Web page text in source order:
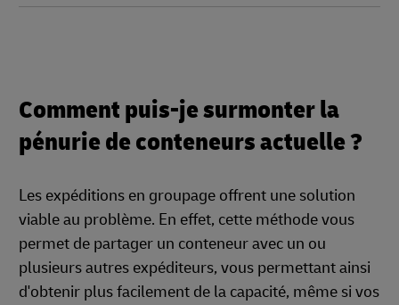
Comment puis-je surmonter la
pénurie de conteneurs actuelle ?
Les expéditions en groupage offrent une solution
viable au problème. En effet, cette méthode vous
permet de partager un conteneur avec un ou
plusieurs autres expéditeurs, vous permettant ainsi
d'obtenir plus facilement de la capacité, même si vos